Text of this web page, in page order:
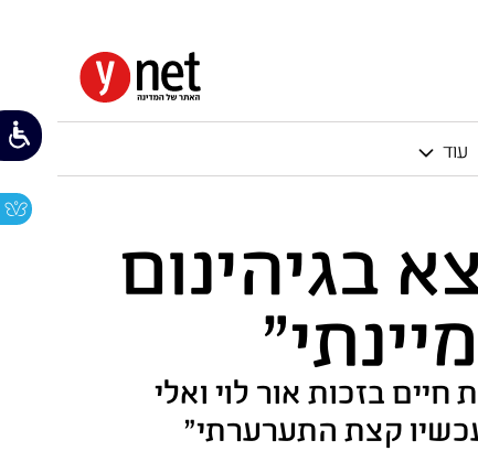
עוד
בגיהינום
אות חיים בזכות אור לוי ואלי
קצת התערערתי"